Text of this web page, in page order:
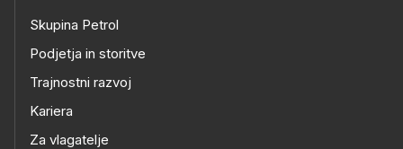
Skupina Petrol
Podjetja in storitve
Trajnostni razvoj
Kariera
Za vlagatelje